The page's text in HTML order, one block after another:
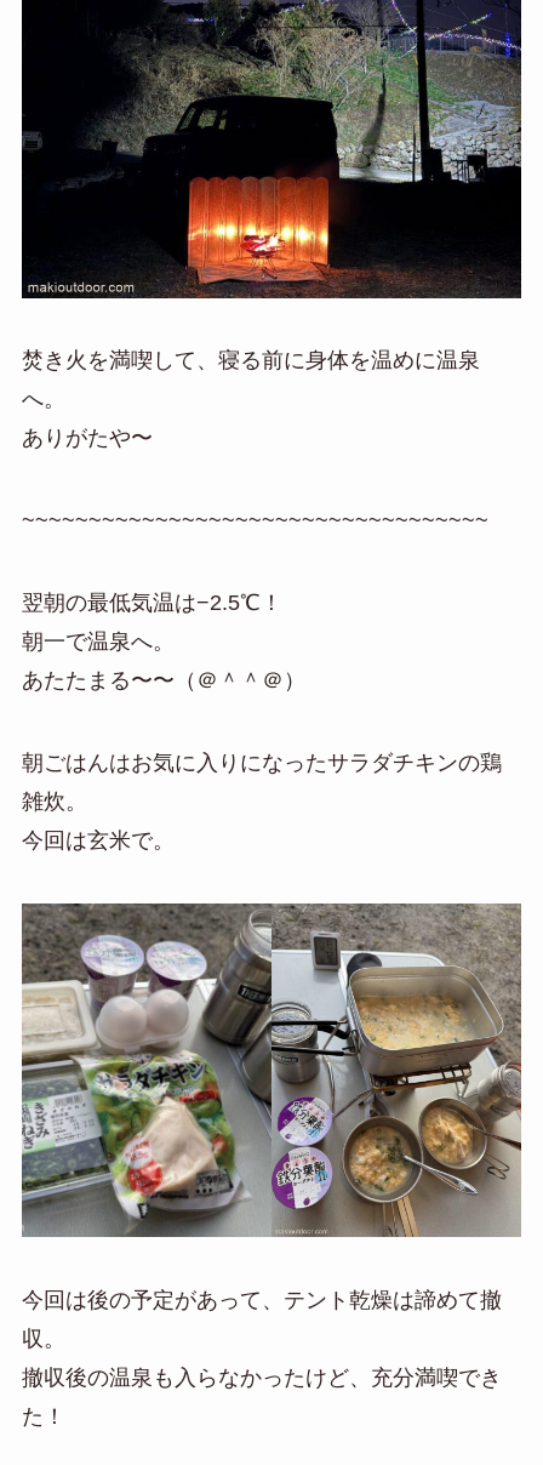
焚き火を満喫して、寝る前に身体を温めに温泉
へ。
ありがたや〜
~~~~~~~~~~~~~~~~~~~~~~~~~~~~~~~~~~~
翌朝の最低気温は−2.5℃！
朝一で温泉へ。
あたたまる〜〜（＠＾＾＠）
朝ごはんはお気に入りになったサラダチキンの鶏
雑炊。
今回は玄米で。
今回は後の予定があって、テント乾燥は諦めて撤
収。
撤収後の温泉も入らなかったけど、充分満喫でき
た！